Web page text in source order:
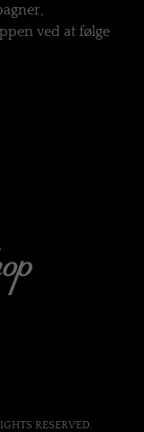
ved at følge
RESERVED.